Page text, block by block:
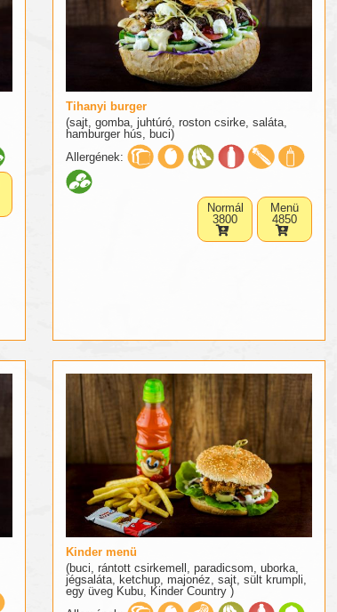
Tihanyi burger
(sajt, gomba, juhtúró, roston csirke, saláta,
hamburger hús, buci)
Allergének:
Normál
3800
Menü
4850
Kinder menü
(buci, rántott csirkemell, paradicsom, uborka,
jégsaláta, ketchup, majonéz, sajt, sült krumpli,
egy üveg Kubu, Kinder Country )